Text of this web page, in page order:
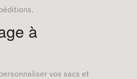
à
vos sacs et